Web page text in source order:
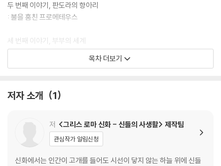
두 번째 이야기, 판도라의 항아리
: 불을 훔친 프로메테우스
세 번째 이야기, 부부의 세계
: 제우스가 사랑한 여신들
: 페르세우스의 모험, 그리고 메두사
여섯 번째 이야기, '신'을 넘는 녀석들
: 벨레로폰테스와 아라크네, 오만한 인간들의 최후
목차 더보기
저자 소개 1
저 <그리스 로마 신화 - 신들의 사생활> 제작팀
관심작가 알림신청
신화에서는 인간이 고개를 들어도 시선이 닿지 않는 하늘 위에 신들